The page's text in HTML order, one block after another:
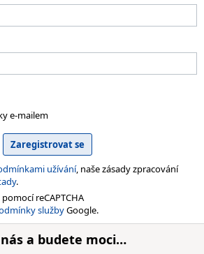
e-mailem
užívání, naše zásady zpracování
.
reCAPTCHA
službyGoogle.
a budete moci…